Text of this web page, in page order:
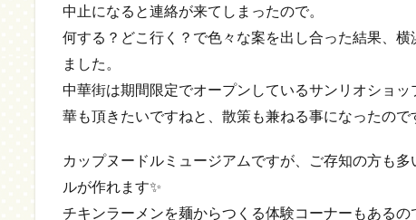
中止になると連絡が来てしまったので。
何する？どこ行く？で色々な案を出し合った結果、
ました。
中華街は期間限定でオープンしているサンリオショ
華も頂きたいですねと、散策も兼ねる事になったので
カップヌードルミュージアムですが、ご存知の方も
ルが作れます✨
チキンラーメンを麺からつくる体験コーナーもある